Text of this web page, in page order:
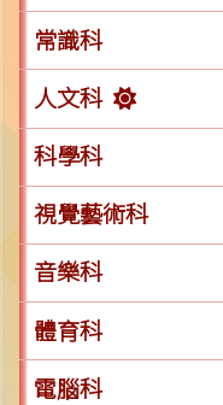
常識科
人文科
科學科
視覺藝術科
音樂科
體育科
電腦科